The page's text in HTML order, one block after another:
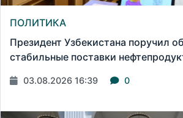
ПОЛИТИКА
Президент Узбекистана поручил
стабильные поставки
03.08.2026 16:39 0